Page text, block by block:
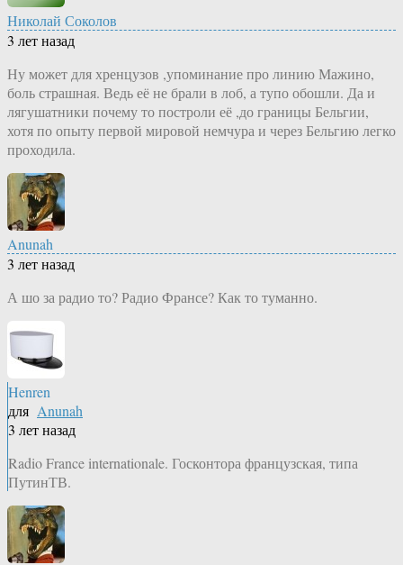
Николай Соколов
3 лет назад
Ну может для хренцузов ,упоминание про линию Мажино,
боль страшная. Ведь её не брали в лоб, а тупо обошли. Да и
лягушатники почему то построли её ,до границы Бельгии,
хотя по опыту первой мировой немчура и через Бельгию легко
проходила.
Anunah
3 лет назад
А шо за радио то? Радио Франсе? Как то туманно.
Henren
для Anunah
3 лет назад
Radio France internationale. Госконтора французская, типа
ПутинТВ.